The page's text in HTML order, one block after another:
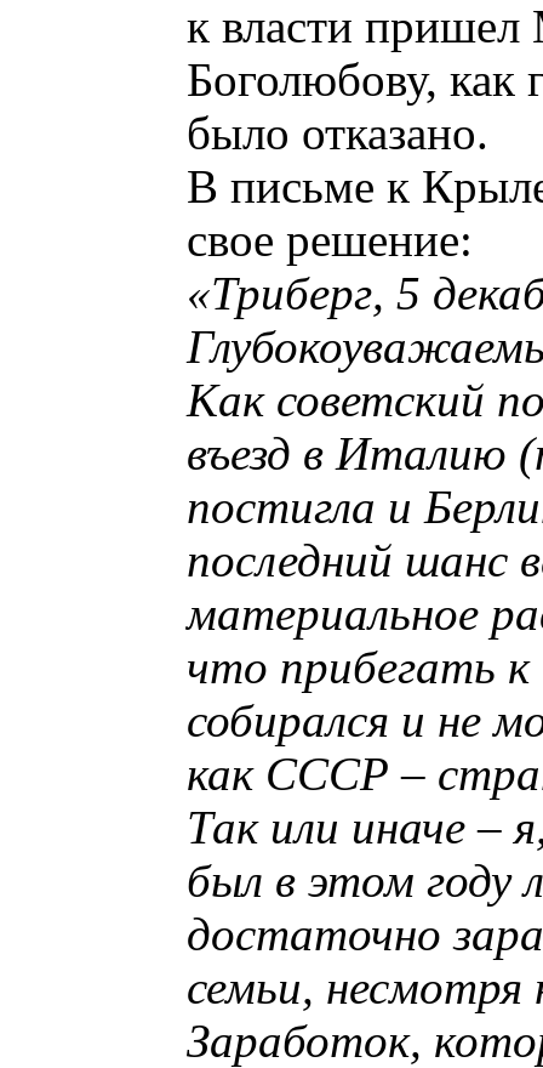
к власти пришел
Боголюбову, как
было отказано.
В письме к
свое решение:
«Триберг, 5
Как советский
въезд в Италию
постигла и
последний шанс
материальное
что прибегать
собирался и не
как СССР –
Так или иначе –
был в этом году
достаточно
семьи,
Заработок,